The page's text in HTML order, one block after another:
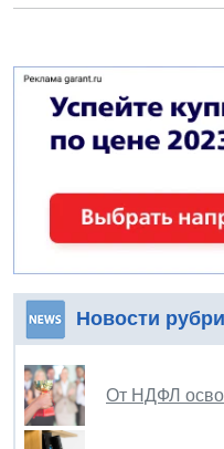
Новости
От НДФЛ